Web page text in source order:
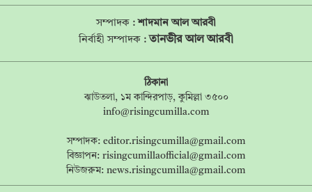
সম্পাদক :শাদমান আল আরবী
নির্বাহী সম্পাদক :তানভীর আল আরবী
ঠিকানা
ঝাউতলা, ১ম কান্দিরপাড়, কুমিল্লা ৩৫০০
info@risingcumilla.com
সম্পাদক: editor.risingcumilla@gmail.com
বিজ্ঞাপন: risingcumillaofficial@gmail.com
নিউজরুম: news.risingcumilla@gmail.com